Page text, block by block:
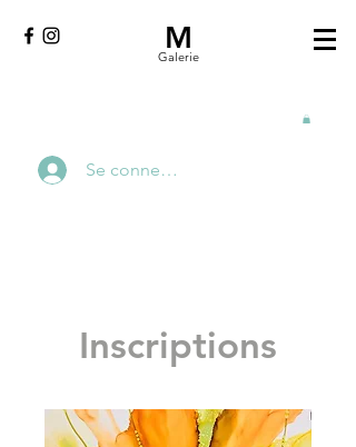
M
Galerie
Se connecter
Inscriptions